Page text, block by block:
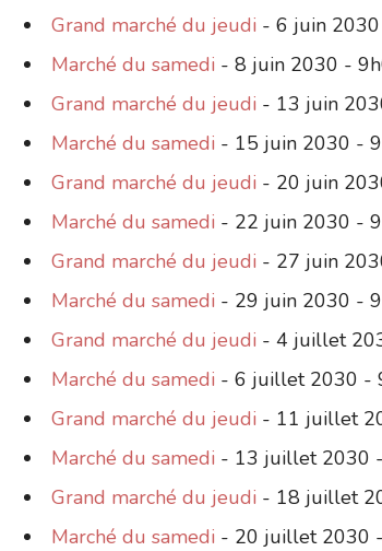
Grand marché du jeudi - 6 juin
Marché du samedi - 8 juin 2030 -
Grand marché du jeudi - 13 juin
Marché du samedi - 15 juin 2030 -
Grand marché du jeudi - 20 juin
Marché du samedi - 22 juin 2030 -
Grand marché du jeudi - 27 juin
Marché du samedi - 29 juin 2030 -
Grand marché du jeudi - 4 juillet
Marché du samedi - 6 juillet 2030 -
Grand marché du jeudi - 11 juillet
Marché du samedi - 13 juillet 2030
Grand marché du jeudi - 18 juillet
Marché du samedi - 20 juillet 2030